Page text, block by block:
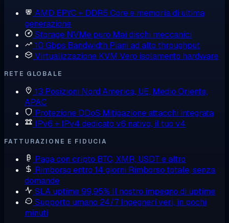
AMD EPYC + DDR5 Core e memoria di ultima
generazione
Storage NVMe puro Mai dischi meccanici
10 Gbps Bandwidth Piani ad alto throughput
Virtualizzazione KVM Vero isolamento hardware
RETE GLOBALE
13 Posizioni Nord America, UE, Medio Oriente,
APAC
Protezione DDoS Mitigazione attacchi integrata
IPv6 + IPv4 dedicato v6 nativo, il tuo v4
FATTURAZIONE E FIDUCIA
Paga con cripto BTC, XMR, USDT e altro
Rimborso entro 14 giorni Rimborso totale, senza
domande
SLA uptime 99,95% Il nostro impegno di uptime
Supporto umano 24/7 Ingegneri veri, in pochi
minuti